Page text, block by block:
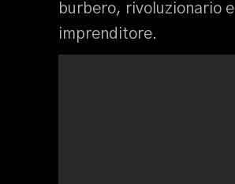
burbero, rivoluzionario e
imprenditore.